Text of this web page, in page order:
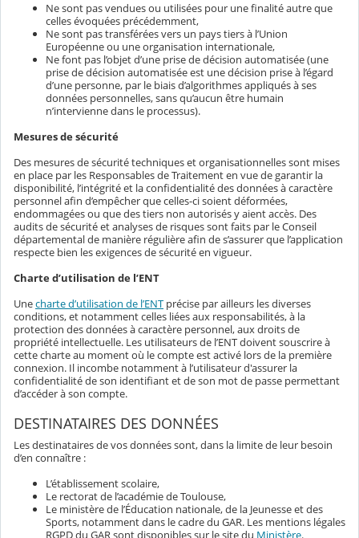
Ne sont pas vendues ou utilisées pour une finalité autre que
celles évoquées précédemment,
Ne sont pas transférées vers un pays tiers à l’Union
Européenne ou une organisation internationale,
Ne font pas l’objet d’une prise de décision automatisée (une
prise de décision automatisée est une décision prise à l’égard
d’une personne, par le biais d’algorithmes appliqués à ses
données personnelles, sans qu’aucun être humain
n’intervienne dans le processus).
Mesures de sécurité
Des mesures de sécurité techniques et organisationnelles sont mises
en place par les Responsables de Traitement en vue de garantir la
disponibilité, l’intégrité et la confidentialité des données à caractère
personnel afin d’empêcher que celles-ci soient déformées,
endommagées ou que des tiers non autorisés y aient accès. Des
audits de sécurité et analyses de risques sont faits par le Conseil
départemental de manière régulière afin de s’assurer que l’application
respecte bien les exigences de sécurité en vigueur.
Charte d’utilisation de l’ENT
Unecharte d’utilisation de l’ENT précise par ailleurs les diverses
conditions, et notamment celles liées aux responsabilités, à la
protection des données à caractère personnel, aux droits de
propriété intellectuelle. Les utilisateurs de l’ENT doivent souscrire à
cette charte au moment où le compte est activé lors de la première
connexion. Il incombe notamment à l’utilisateur d'assurer la
confidentialité de son identifiant et de son mot de passe permettant
d’accéder à son compte.
DESTINATAIRES DES DONNÉES
Les destinataires de vos données sont, dans la limite de leur besoin
d’en connaître :
L’établissement scolaire,
Le rectorat de l’académie de Toulouse,
Le ministère de l’Éducation nationale, de la Jeunesse et des
Sports, notamment dans le cadre du GAR. Les mentions légales
RGPD du GAR sont disponibles sur le site du Ministère.